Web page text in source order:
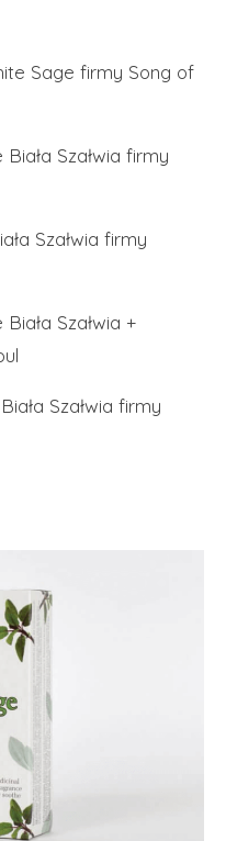
Sage firmy Song of
Szałwia firmy
Szałwia firmy
Szałwia +
Szałwia firmy